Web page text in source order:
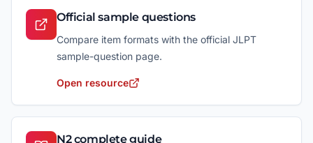
Official sample questions
Compare item formats with the official JLPT
sample-question page.
Open resource
N2 complete guide